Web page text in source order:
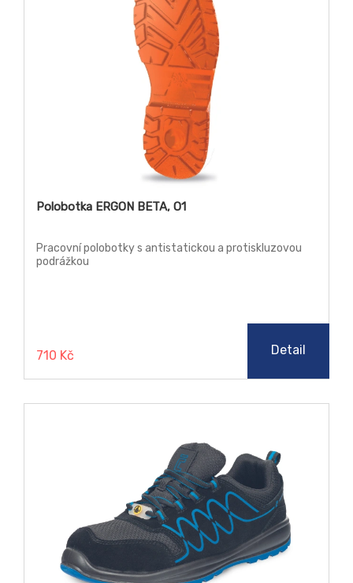
Polobotka ERGON BETA, O1
Pracovní polobotky s antistatickou a protiskluzovou
podrážkou
710 Kč Detail